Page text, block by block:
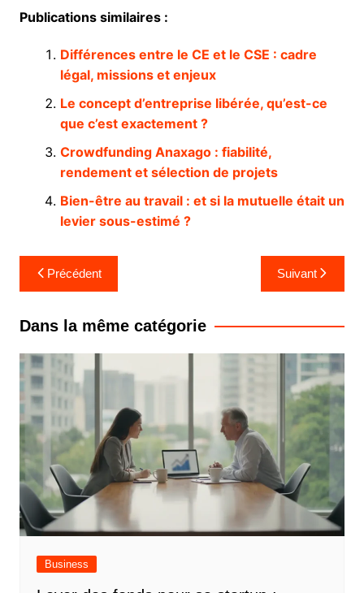
Publications similaires :
Différences entre le CE et le CSE : cadre
légal, missions et enjeux
Le concept d’entreprise libérée, qu’est-ce
que c’est exactement ?
Crowdfunding Anaxago : fiabilité,
rendement et sélection de projets
Bien-être au travail : et si la mutuelle était un
levier sous-estimé ?
Navigation
de
l’article
Précédent Suivant
Dans la même catégorie
Business